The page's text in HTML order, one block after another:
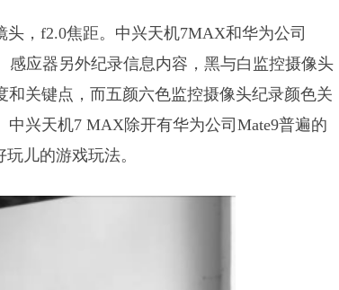
，f2.0焦距。中兴天机7MAX和华为公司
感应器另外纪录信息内容，黑与白监控摄像头
关键点，而五颜六色监控摄像头纪录颜色关
兴天机7 MAX除开有华为公司Mate9普遍的
儿的游戏玩法。